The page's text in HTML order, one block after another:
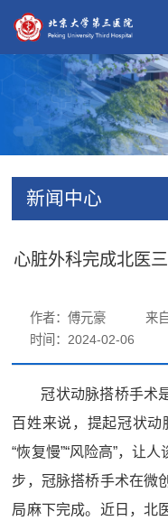
新闻中心
心脏外科完成北医
作者：傅元豪
来
时间：2024-02-06
冠状动脉搭桥手术
百姓来说，提起冠状动
“恢复慢”“风险高”，让
步，冠脉搭桥手术在微
局麻下完成。近日，北